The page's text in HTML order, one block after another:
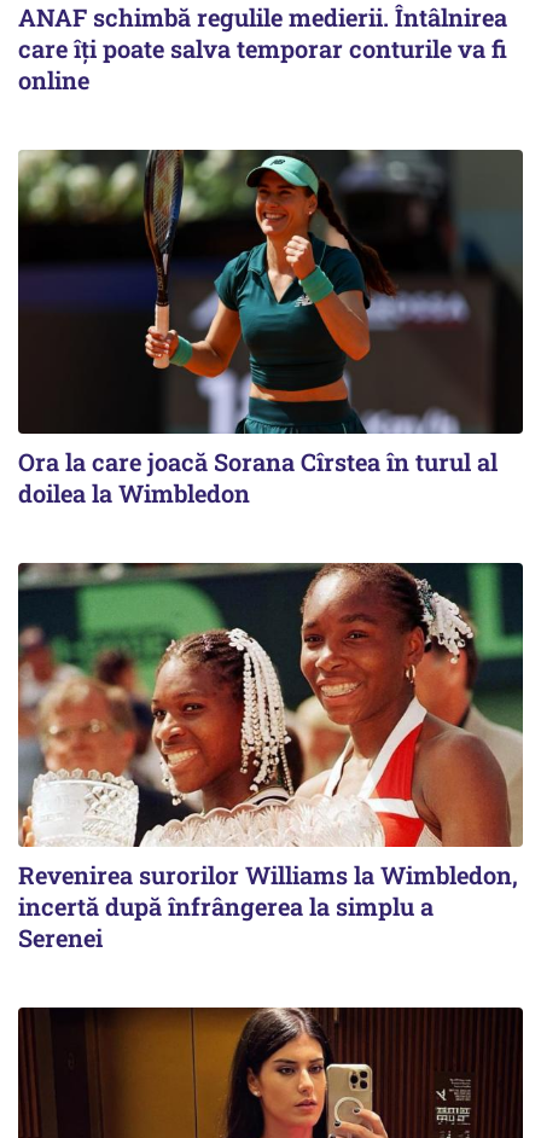
ANAF schimbă regulile medierii. Întâlnirea
care îți poate salva temporar conturile va fi
online
Ora la care joacă Sorana Cîrstea în turul al
doilea la Wimbledon
Revenirea surorilor Williams la Wimbledon,
incertă după înfrângerea la simplu a
Serenei